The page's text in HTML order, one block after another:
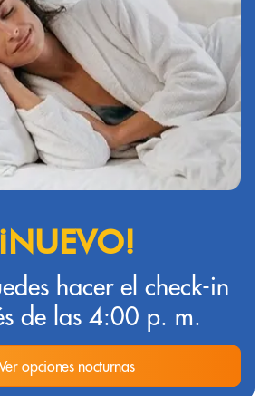
¡NUEVO!
hacer el check-in
de las 4:00 p. m.
opciones nocturnas